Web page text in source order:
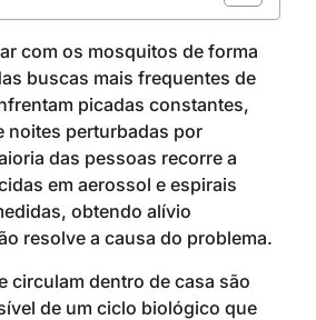
com os mosquitos de forma
buscas mais frequentes de
picadas constantes,
noites perturbadas por
das pessoas recorre a
em aerossol e espirais
obtendo alívio
resolve a causa do problema.
circulam dentro de casa são
de um ciclo biológico que